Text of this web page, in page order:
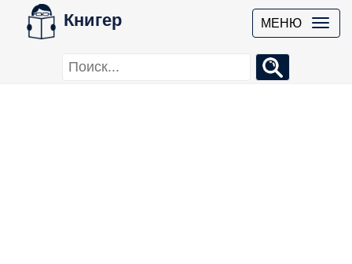
Книгер МЕНЮ